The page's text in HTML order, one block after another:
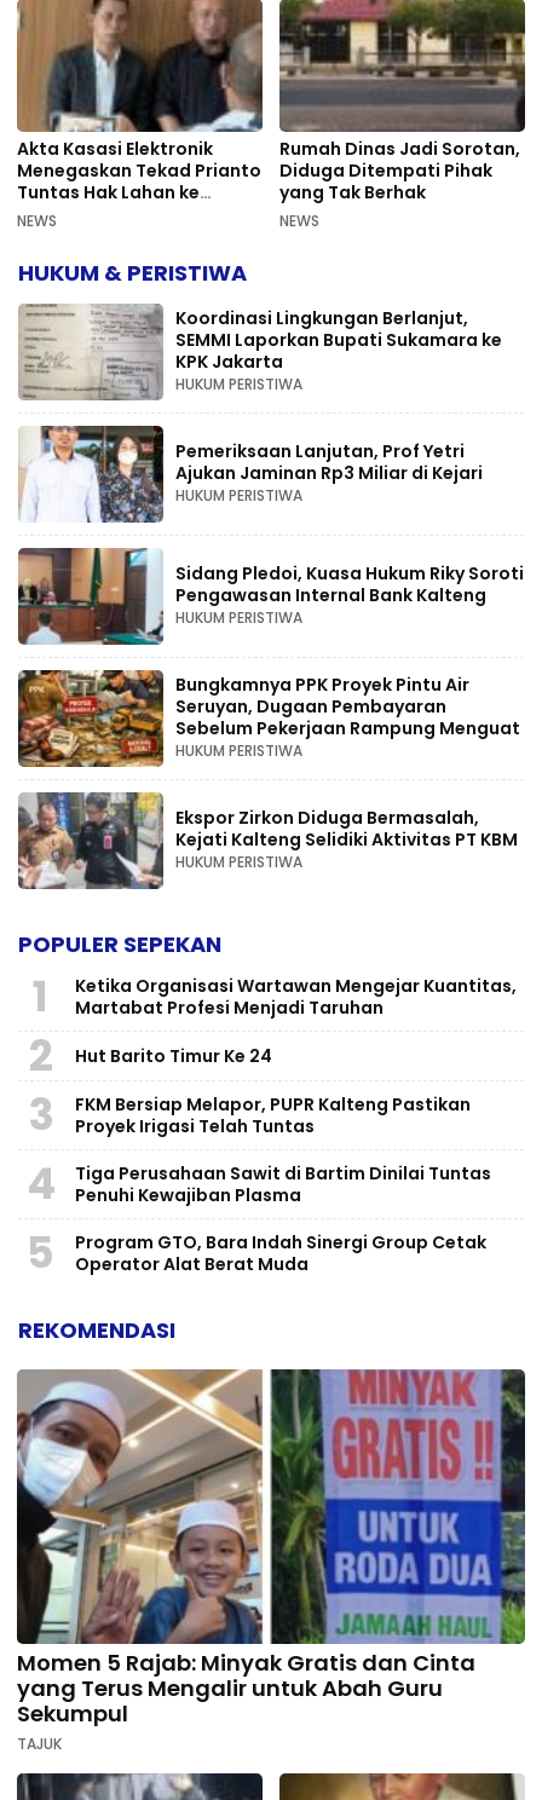
Akta Kasasi Elektronik
Menegaskan Tekad Prianto
Tuntas Hak Lahan ke
Mahkamah Agung
NEWS
Rumah Dinas Jadi Sorotan,
Diduga Ditempati Pihak
yang Tak Berhak
NEWS
HUKUM & PERISTIWA
Koordinasi Lingkungan Berlanjut,
SEMMI Laporkan Bupati Sukamara ke
KPK Jakarta
HUKUM PERISTIWA
Pemeriksaan Lanjutan, Prof Yetri
Ajukan Jaminan Rp3 Miliar di Kejari
HUKUM PERISTIWA
Sidang Pledoi, Kuasa Hukum Riky Soroti
Pengawasan Internal Bank Kalteng
HUKUM PERISTIWA
Bungkamnya PPK Proyek Pintu Air
Seruyan, Dugaan Pembayaran
Sebelum Pekerjaan Rampung Menguat
HUKUM PERISTIWA
Ekspor Zirkon Diduga Bermasalah,
Kejati Kalteng Selidiki Aktivitas PT KBM
HUKUM PERISTIWA
POPULER SEPEKAN
1
Ketika Organisasi Wartawan Mengejar Kuantitas,
Martabat Profesi Menjadi Taruhan
2 Hut Barito Timur Ke 24
3
FKM Bersiap Melapor, PUPR Kalteng Pastikan
Proyek Irigasi Telah Tuntas
4
Tiga Perusahaan Sawit di Bartim Dinilai Tuntas
Penuhi Kewajiban Plasma
5
Program GTO, Bara Indah Sinergi Group Cetak
Operator Alat Berat Muda
REKOMENDASI
Momen 5 Rajab: Minyak Gratis dan Cinta
yang Terus Mengalir untuk Abah Guru
Sekumpul
TAJUK